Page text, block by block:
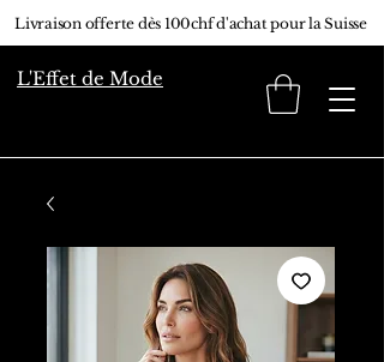
Livraison offerte dès 100chf d'achat pour la Suisse
L'Effet de Mode